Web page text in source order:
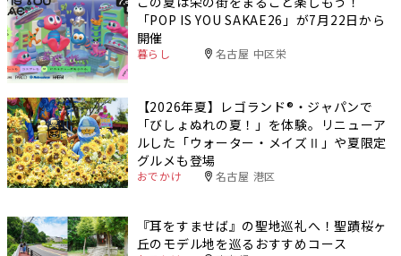
「POP IS YOU SAKAE26」が7月22日から
開催
暮らし 名古屋 中区栄
【2026年夏】レゴランド®・ジャパンで
「びしょぬれの夏！」を体験。リニューア
ルした「ウォーター・メイズⅡ」や夏限定
グルメも登場
おでかけ 名古屋 港区
『耳をすませば』の聖地巡礼へ！聖蹟桜ヶ
丘のモデル地を巡るおすすめコース